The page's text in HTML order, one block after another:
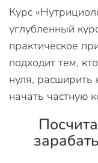
Курс
углубленный
практическое
подходит тем,
нуля,
начать частную